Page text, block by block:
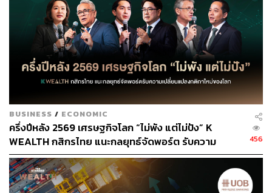
แต่จะกลับมาเติบโตในอัตราเลขตัวเดียวระดับต่ำถึงระดับ
กลาง YoY ในร้านเมกาโฮม (เทียบกับลดลง 3.9%YoY ใน
3Q67) จากความต้องการปรับปรุงและซ่อมแซมเพิ่มมากขึ้น
ในพื้นที่ที่ได้รับผลกระทบจากน้ำท่วม
กำลังซื้อที่ดีขึ้นจากการแจกเงิน 10,000 บาทให้แก่กลุ่มเปราะ
บาง 14.5 ล้านคน ตั้งแต่ปลายเดือนกันยายนที่ผ่านมา และ
การเบิกจ่ายงบประมาณลงทุนของรัฐบาลที่เพิ่มขึ้นจากฐานต่ำ
ของปีก่อน (เพิ่มขึ้น 157%YoY ในเดือนตุลาคมถึงปัจจุบัน)
คาดการณ์ว่า SSS จะปรับตัวดีขึ้น (ด้วยฐานปกติจากผลกระ
ทบเฉพาะสาขาจากการซ่อมถนนในช่วงปลาย 4Q67) การ
เปิดร้านโฮมโปรใหม่ 2 สาขาตามเป้า และมาร์จิ้นที่กว้างขึ้น
อย่างต่อเนื่อง ทำให้คาดว่ากำไร 4Q67 จะเติบโต YoY และ
BUSINESS / ECONOMIC
ครึ่งปีหลัง 2569 เศรษฐกิจโลก “ไม่พัง แต่ไม่ปัง” K
WEALTH กสิกรไทย แนะกลยุทธ์จัดพอร์ต รับความ
เปลี่ยนแปลงกติกาใหม่ของโลก
456